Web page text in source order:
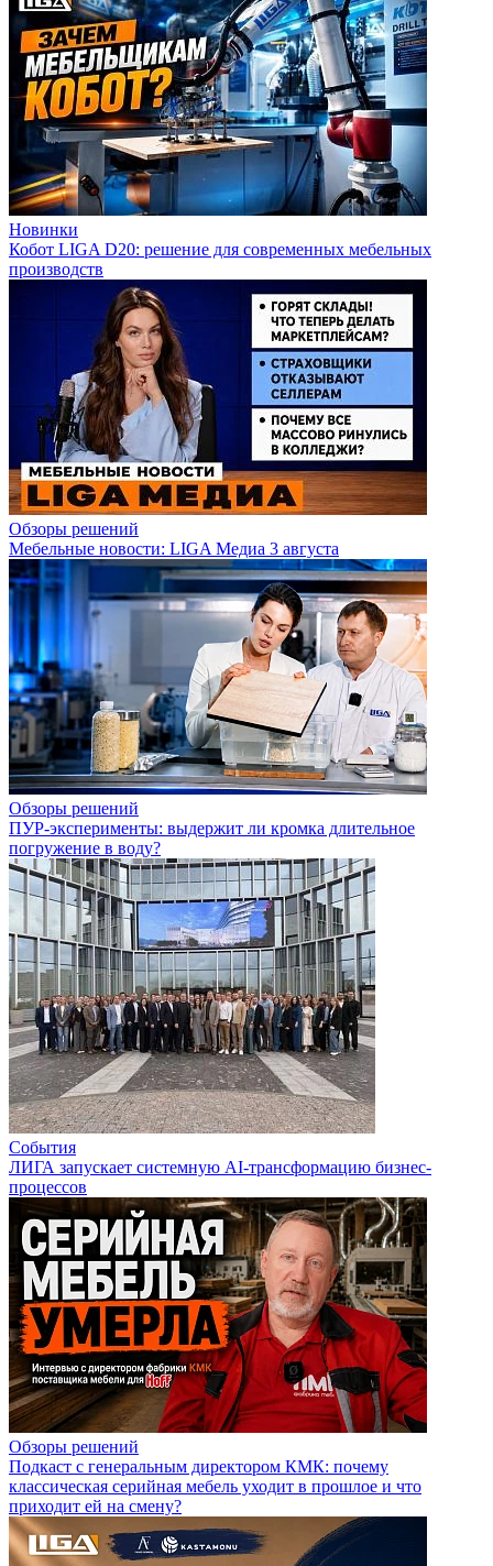
Новинки
Кобот LIGA D20: решение для современных мебельных
производств
Обзоры решений
Мебельные новости: LIGA Медиа 3 августа
Обзоры решений
ПУР-эксперименты: выдержит ли кромка длительное
погружение в воду?
События
ЛИГА запускает системную AI-трансформацию бизнес-
процессов
Обзоры решений
Подкаст с генеральным директором КМК: почему
классическая серийная мебель уходит в прошлое и что
приходит ей на смену?